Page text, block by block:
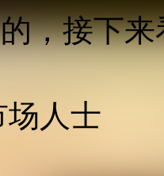
，接下
场人士